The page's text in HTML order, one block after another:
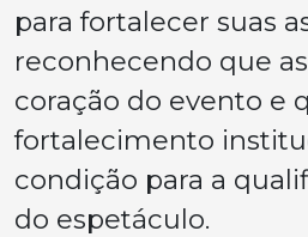
para fortalecer suas
reconhecendo que
coração do evento e
fortalecimento
condição para a
do espetáculo.